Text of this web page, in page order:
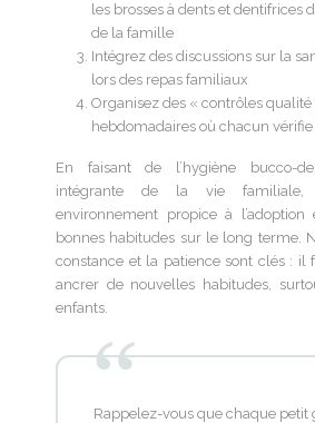
les brosses à dents et dentifrices
de la famille
Intégrez des discussions sur la
lors des repas familiaux
Organisez des « contrôles
hebdomadaires où chacun vérifie
En faisant de l’hygiène bucco-
intégrante de la vie
environnement propice à
bonnes habitudes sur le long terme.
constance et la patience sont clés : il
ancrer de nouvelles habitudes,
enfants.
Rappelez-vous que chaque petit